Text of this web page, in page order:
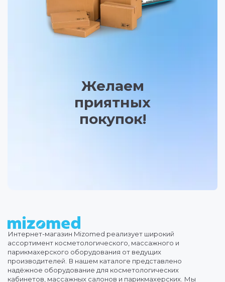
Желаем
приятных
покупок!
Интернет-магазин Mizomed реализует широкий
ассортимент косметологического, массажного и
парикмахерского оборудования от ведущих
производителей. В нашем каталоге представлено
надёжное оборудование для косметологических
кабинетов, массажных салонов и парикмахерских. Мы